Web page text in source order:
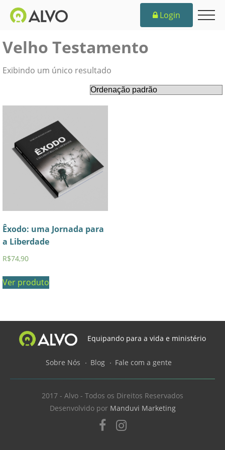
Login
Velho Testamento
Exibindo um único resultado
Êxodo: uma Jornada para
a Liberdade
R$74,90
Ver produto
Equipando para a vida e ministério
Sobre Nós Blog Fale com a gente
2017 - Alvo - Todos os Direitos Reservados
Desenvolvido por Manduvi Marketing